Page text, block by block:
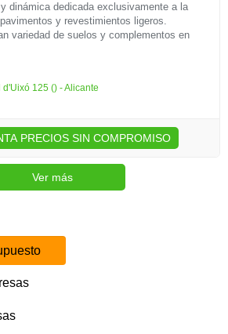
dinámica dedicada exclusivamente a la
y revestimientos ligeros.
variedad de suelos y complementos en
125 () - Alicante
PRECIOS SIN COMPROMISO
Ver más